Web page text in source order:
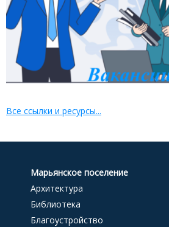
Все ссылки и ресурсы...
Марьянское поселение
Архитектура
Библиотека
Благоустройство